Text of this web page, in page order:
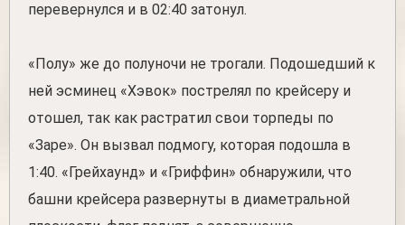
перевернулся и в 02:40 затонул.
«Полу» же до полуночи не трогали. Подошедший к
ней эсминец «Хэвок» пострелял по крейсеру и
отошел, так как растратил свои торпеды по
«Заре». Он вызвал подмогу, которая подошла в
1:40. «Грейхаунд» и «Гриффин» обнаружили, что
башни крейсера развернуты в диаметральной